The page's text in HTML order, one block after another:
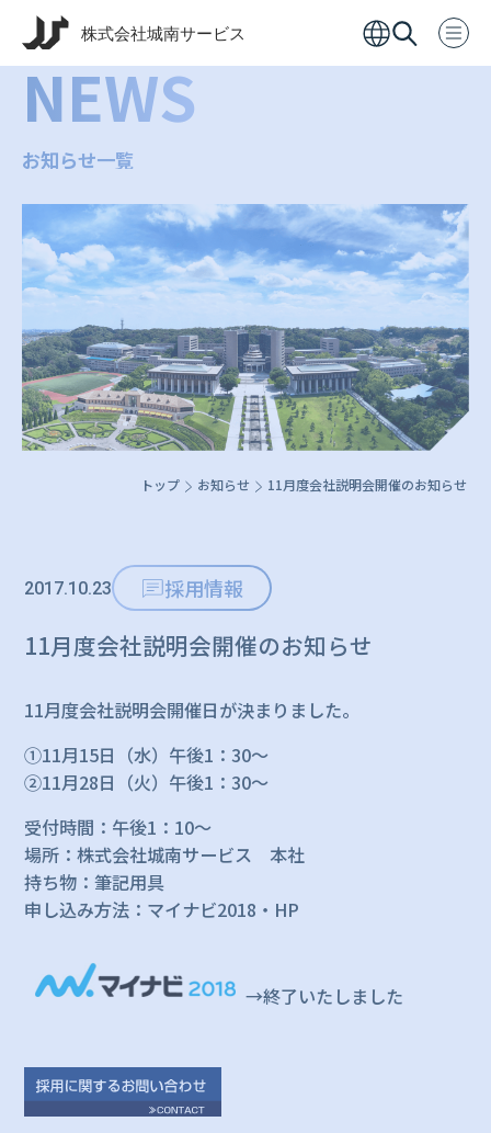
NEWS
お知らせ一覧
トップ お知らせ 11月度会社説明会開催のお知らせ
2017.10.23 採用情報
11月度会社説明会開催のお知らせ
11月度会社説明会開催日が決まりました。
①11月15日（水）午後1：30～
②11月28日（火）午後1：30～
受付時間：午後1：10～
場所：株式会社城南サービス 本社
持ち物：筆記用具
申し込み方法：マイナビ2018・HP
→終了いたしました